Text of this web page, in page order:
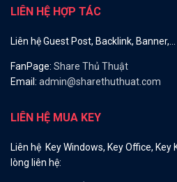
LIÊN HỆ HỢP TÁC
Liên hệ Guest Post, Backlink,
FanPage: Share Thủ Thuật
Email: admin@sharethuthuat.com
LIÊN HỆ MUA KEY
Liên hệ Key Windows, Key Office, Key
lòng liên hệ: